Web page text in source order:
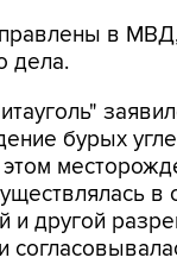
в
дела.
бурых
в
и другой